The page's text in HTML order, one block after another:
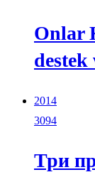
Onlar
2014
3094
Три